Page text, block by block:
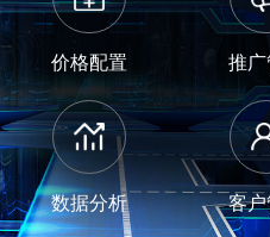
价格配置 推
数据分析 客